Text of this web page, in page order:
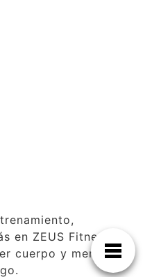
en ZEUS Fitness.
cuerpo y mente al